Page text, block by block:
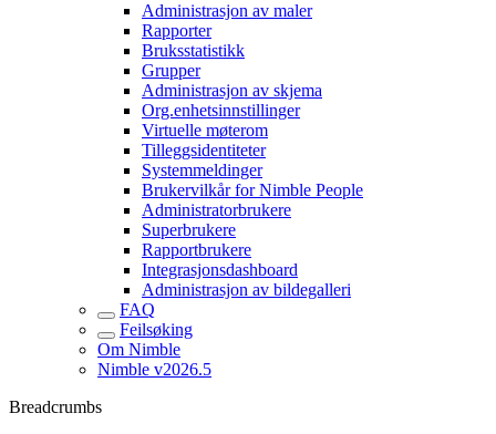
Administrasjon av maler
Rapporter
Bruksstatistikk
Grupper
Administrasjon av skjema
Org.enhetsinnstillinger
Virtuelle møterom
Tilleggsidentiteter
Systemmeldinger
Brukervilkår for Nimble People
Administratorbrukere
Superbrukere
Rapportbrukere
Integrasjonsdashboard
Administrasjon av bildegalleri
FAQ
Feilsøking
Om Nimble
Nimble v2026.5
Breadcrumbs